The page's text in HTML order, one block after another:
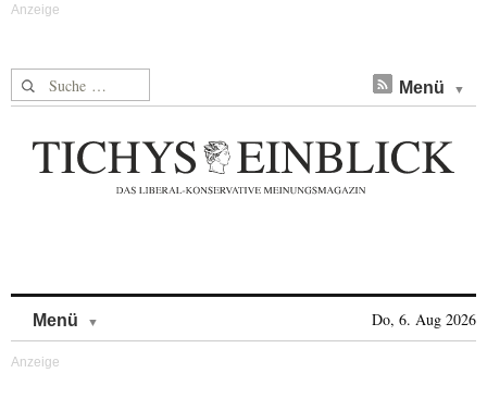
Suche nach: Menü
Menü Do, 6. Aug 2026